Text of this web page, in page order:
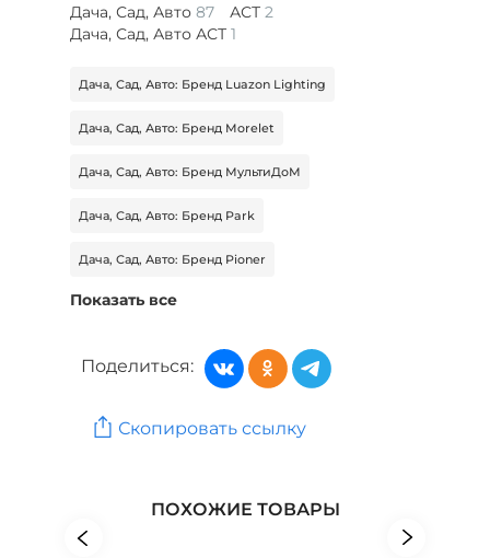
Дача, Сад, Авто 87 АСТ 2
Дача, Сад, Авто АСТ 1
Дача, Сад, Авто: Бренд Luazon Lighting
Дача, Сад, Авто: Бренд Morelet
Дача, Сад, Авто: Бренд МультиДоМ
Дача, Сад, Авто: Бренд Park
Дача, Сад, Авто: Бренд Pioner
Дача, Сад, Авто: Бренд Приомин
Дача, Сад, Авто: Бренд Репка
Товары для дома: Бренд VIXEN
Товары для дома: Бренд BQ
Показать все
Поделиться:
Скопировать ссылку
ПОХОЖИЕ ТОВАРЫ